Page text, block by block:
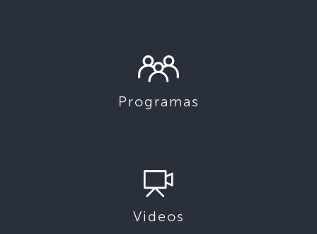
Programas
Videos